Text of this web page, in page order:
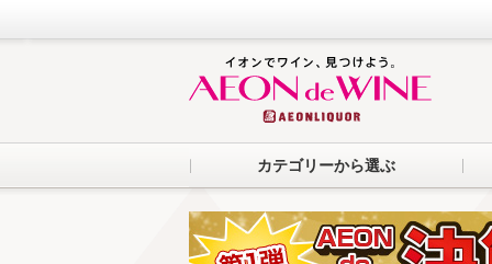
カテゴリーから選ぶ